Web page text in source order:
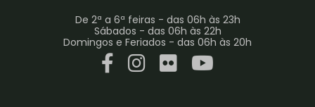
De 2ª a 6ª feiras - das 06h às 23h
Sábados - das 06h às 22h
Domingos e Feriados - das 06h às 20h